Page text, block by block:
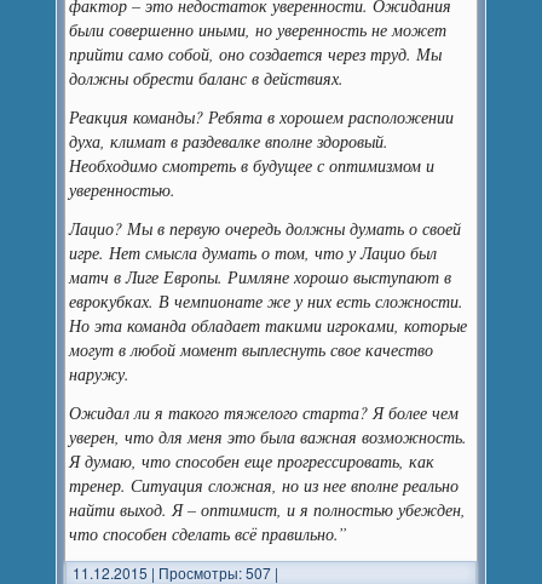
фактор – это недостаток уверенности. Ожидания
были совершенно иными, но уверенность не может
прийти само собой, оно создается через труд. Мы
должны обрести баланс в действиях.
Реакция команды? Ребята в хорошем расположении
духа, климат в раздевалке вполне здоровый.
Необходимо смотреть в будущее с оптимизмом и
уверенностью.
Лацио? Мы в первую очередь должны думать о своей
игре. Нет смысла думать о том, что у Лацио был
матч в Лиге Европы. Римляне хорошо выступают в
еврокубках. В чемпионате же у них есть сложности.
Но эта команда обладает такими игроками, которые
могут в любой момент выплеснуть свое качество
наружу.
Ожидал ли я такого тяжелого старта? Я более чем
уверен, что для меня это была важная возможность.
Я думаю, что способен еще прогрессировать, как
тренер. Ситуация сложная, но из нее вполне реально
найти выход. Я – оптимист, и я полностью убежден,
что способен сделать всё правильно.”
11.12.2015 | Просмотры: 507 |